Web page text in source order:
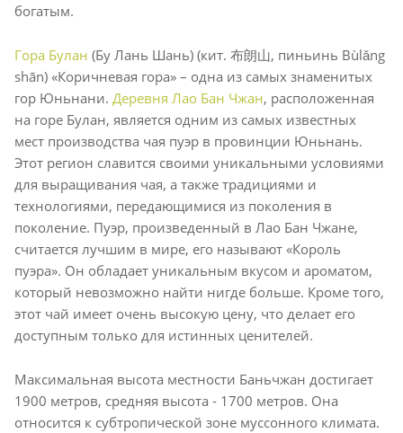
богатым.
Гора Булан (Бу Лань Шань) (кит. 布朗山, пиньинь Bùlǎng
shān) «Коричневая гора» – одна из самых знаменитых
гор Юньнани. Деревня Лао Бан Чжан, расположенная
на горе Булан, является одним из самых известных
мест производства чая пуэр в провинции Юньнань.
Этот регион славится своими уникальными условиями
для выращивания чая, а также традициями и
технологиями, передающимися из поколения в
поколение. Пуэр, произведенный в Лао Бан Чжане,
считается лучшим в мире, его называют «Король
пуэра». Он обладает уникальным вкусом и ароматом,
который невозможно найти нигде больше. Кроме того,
этот чай имеет очень высокую цену, что делает его
доступным только для истинных ценителей.
Максимальная высота местности Баньчжан достигает
1900 метров, средняя высота - 1700 метров. Она
относится к субтропической зоне муссонного климата.